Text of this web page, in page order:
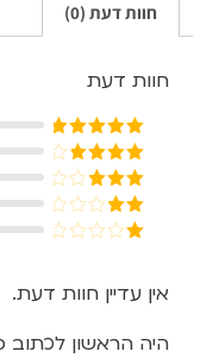
חוות דעת (0)
חוות דעת
דורג5מתוך
5
דורג4
מתוך 5
דורג3
מתוך 5
דורג
מתוך
5
אין עדיין חוות דעת.
היה הראשון לכתוב